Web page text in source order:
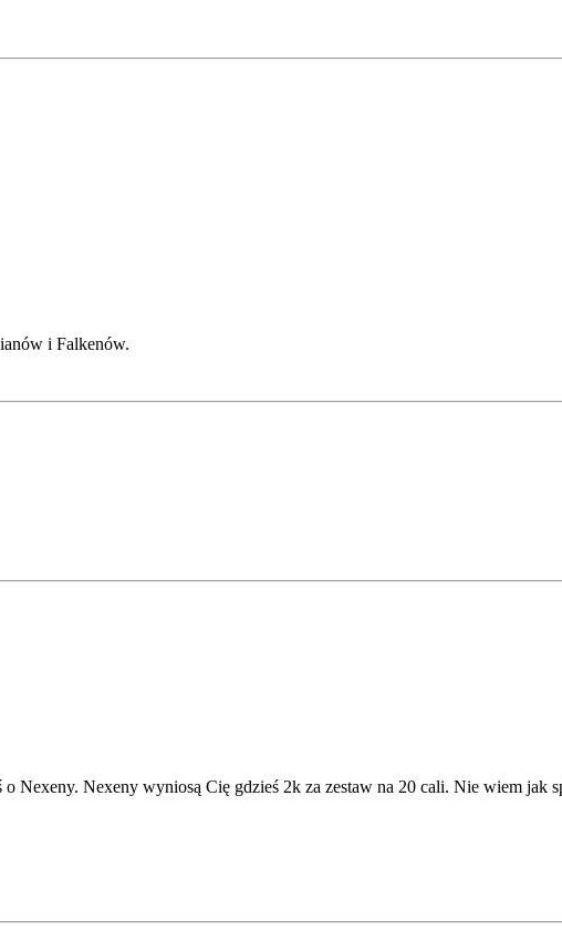
i Falkenów.
Nexeny. Nexeny wyniosą Cię gdzieś 2k za zestaw na 20 cali. Nie wiem jak